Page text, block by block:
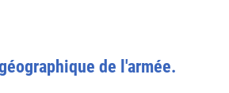
de l'armée.